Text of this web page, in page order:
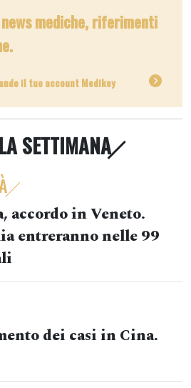
mediche, riferimenti
il tuo account Medikey
SETTIMANA
accordo in Veneto.
entreranno nelle 99
dei casi in Cina.